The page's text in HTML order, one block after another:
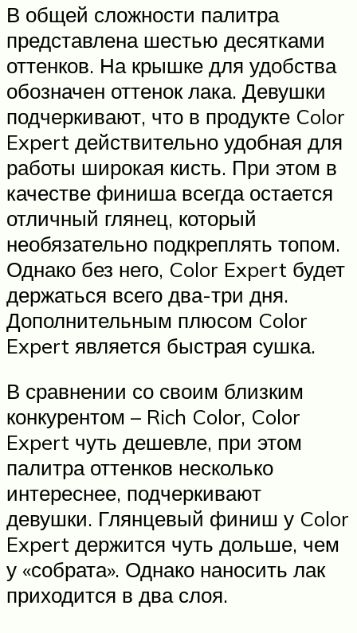
В общей сложности палитра
представлена шестью десятками
оттенков. На крышке для удобства
обозначен оттенок лака. Девушки
подчеркивают, что в продукте Color
Expert действительно удобная для
работы широкая кисть. При этом в
качестве финиша всегда остается
отличный глянец, который
необязательно подкреплять топом.
Однако без него, Color Expert будет
держаться всего два-три дня.
Дополнительным плюсом Color
Expert является быстрая сушка.
В сравнении со своим близким
конкурентом – Rich Color, Color
Expert чуть дешевле, при этом
палитра оттенков несколько
интереснее, подчеркивают
девушки. Глянцевый финиш у Color
Expert держится чуть дольше, чем
у «собрата». Однако наносить лак
приходится в два слоя.